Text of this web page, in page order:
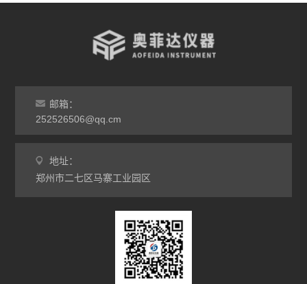
邮箱：
252526506@qq.cm
地址：
郑州市二七区马寨工业园区